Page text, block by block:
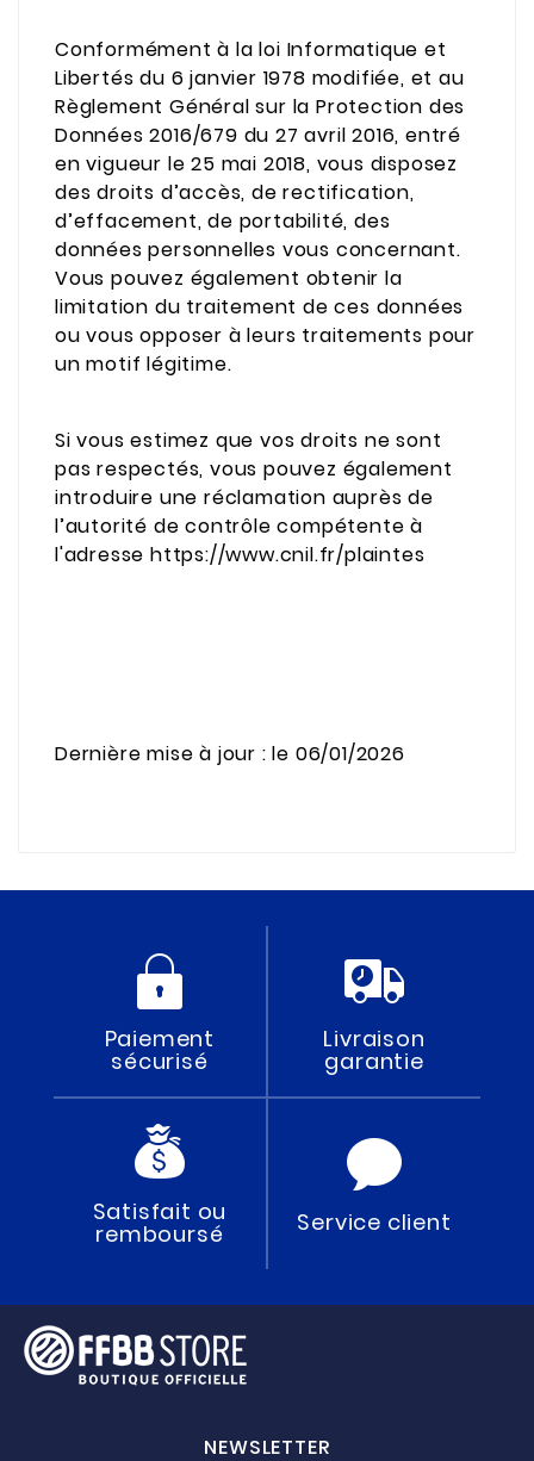
Conformément à la loi Informatique et
Libertés du 6 janvier 1978 modifiée, et au
Règlement Général sur la Protection des
Données 2016/679 du 27 avril 2016, entré
en vigueur le 25 mai 2018, vous disposez
des droits d’accès, de rectification,
d’effacement, de portabilité, des
données personnelles vous concernant.
Vous pouvez également obtenir la
limitation du traitement de ces données
ou vous opposer à leurs traitements pour
un motif légitime.
Si vous estimez que vos droits ne sont
pas respectés, vous pouvez également
introduire une réclamation auprès de
l’autorité de contrôle compétente à
l'adresse https://www.cnil.fr/plaintes
Dernière mise à jour : le 06/01/2026
Paiement
sécurisé
Livraison
garantie
Satisfait ou
remboursé Service client
NEWSLETTER